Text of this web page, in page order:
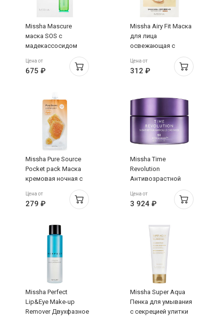
Missha Mascure
маска SOS с
мадекассосидом
для восстановления
ослабленой кожи
28мл
Цена от
675 ₽
Missha Airy Fit Маска
для лица
освежающая с
для огрубевшей
тусклой кожи 19г
Цена от
312 ₽
Missha Pure Source
Pocket pack Маска
кремовая ночная с
экстрактом меда
10мл
Цена от
279 ₽
Missha Time
Revolution
Антивозрастной
крем для лифтинга и
сияния лица 50мл
Цена от
3 924 ₽
Missha Perfect
Lip&Eye Make-up
Remover Двухфазное
Missha Super Aqua
Пенка для умывания
с секрецией улитки